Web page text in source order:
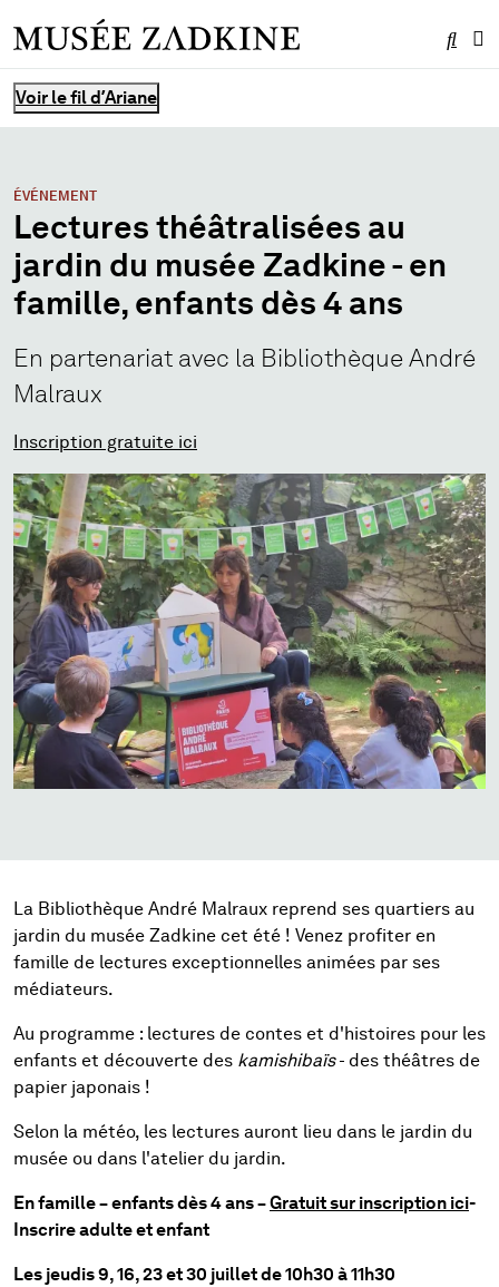
Vous êtes ici :
Voir le fil d’Ariane
ÉVÉNEMENT
Lectures théâtralisées au
jardin du musée Zadkine - en
famille, enfants dès 4 ans
En partenariat avec la Bibliothèque André
Malraux
Inscription gratuite ici
La Bibliothèque André Malraux reprend ses quartiers au
jardin du musée Zadkine cet été ! Venez profiter en
famille de lectures exceptionnelles animées par ses
médiateurs.
Au programme : lectures de contes et d'histoires pour les
enfants et découverte des kamishibaïs- des théâtres de
papier japonais !
Selon la météo, les lectures auront lieu dans le jardin du
musée ou dans l'atelier du jardin.
En famille – enfants dès 4 ans –Gratuit sur inscription ici-
Inscrire adulte et enfant
Les jeudis 9, 16, 23 et 30 juillet de 10h30 à 11h30